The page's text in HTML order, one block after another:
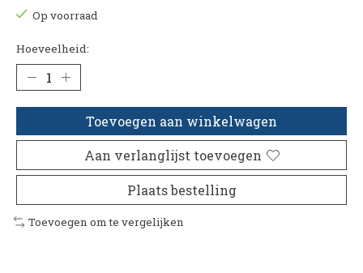
Op voorraad
Hoeveelheid:
Toevoegen aan winkelwagen
Aan verlanglijst toevoegen
Plaats bestelling
Toevoegen om te vergelijken